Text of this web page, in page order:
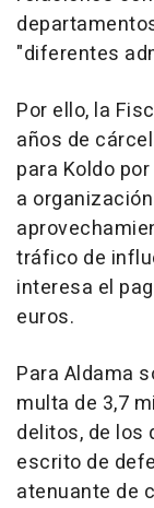
"diferentes
Por ello, la
años de
para Koldo
a
tráfico de
interesa el
euros.
Para Aldama
multa de 3,7
delitos, de los
escrito de
atenuante de